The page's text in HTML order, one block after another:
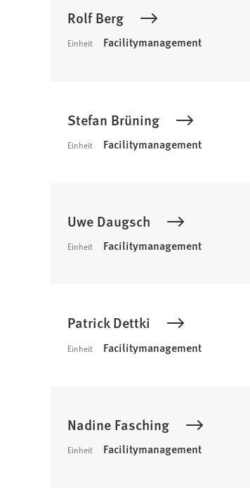
Rolf Berg
Einheit Facilitymanagement
Stefan Brüning
Einheit Facilitymanagement
Uwe Daugsch
Einheit Facilitymanagement
Patrick Dettki
Einheit Facilitymanagement
Nadine Fasching
Einheit Facilitymanagement